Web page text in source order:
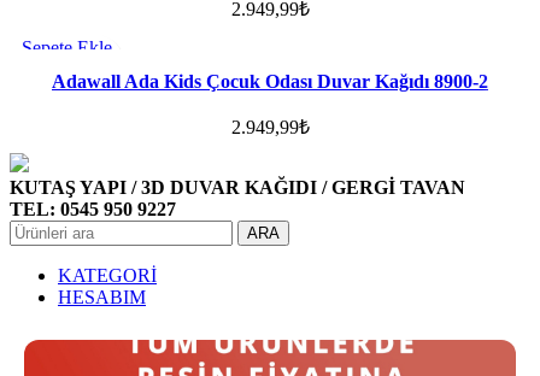
2.949,99₺
Sepete Ekle
Favorilere ekle
Adawall Ada Kids Çocuk Odası Duvar Kağıdı 8900-2
2.949,99₺
KUTAŞ YAPI / 3D DUVAR KAĞIDI / GERGİ TAVAN
TEL: 0545 950 9227
ARA
KATEGORİ
HESABIM